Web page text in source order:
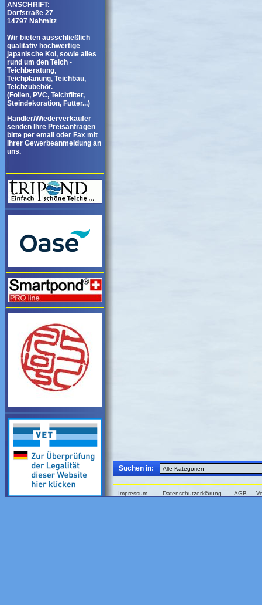
ANSCHRIFT:
Dorfstraße 27
14797 Nahmitz
Wir bieten ausschließlich
qualitativ hochwertige
japanische Koi, sowie alles
rund um den Teich -
Teichberatung,
Teichplanung, Teichbau,
Teichzubehör.
(Folien, PVC, Teichfilter,
Steindekoration, Futter...)
Händler/Wiederverkäufer
senden Ihre Preisanfragen
bitte per email oder Fax mit
Ihrer Gewerbeanmeldung an
uns.
Suchen in:
Impressum Datenschutzerklärung AGB